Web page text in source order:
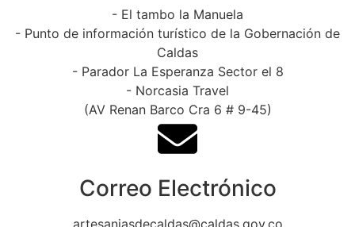
- El tambo la Manuela
- Punto de información turístico de la Gobernación de
Caldas
- Parador La Esperanza Sector el 8
- Norcasia Travel
(AV Renan Barco Cra 6 # 9-45)
Correo Electrónico
artesaniasdecaldas@caldas.gov.co